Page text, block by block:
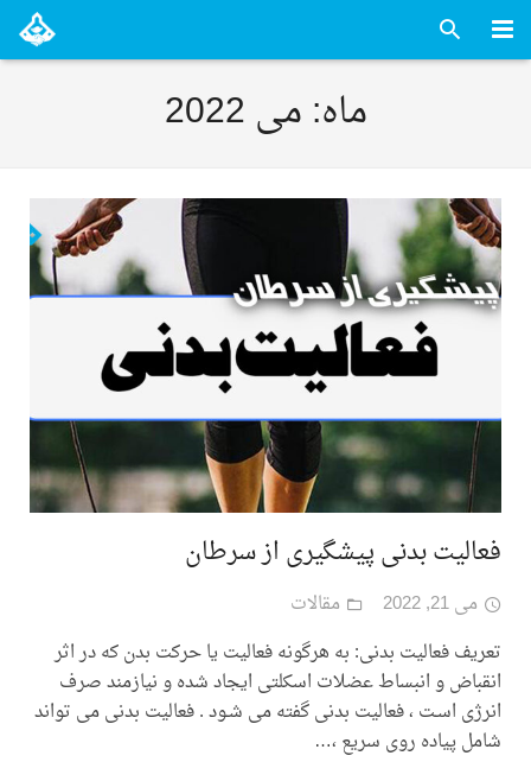
خدمات ما
تصاویر
مقالات
en
ماه: می 2022
فعالیت بدنی پیشگیری از سرطان
می 21, 2022
مقالات
تعریف فعالیت بدنی: به هرگونه فعالیت یا حرکت بدن که در اثر
انقباض و انبساط عضلات اسکلتی ایجاد شده و نیازمند صرف
انرژی اسـت ، فعالیت بدنی گفته می شـود . فعالیت بدنی می تواند
شامل پیاده روی سریع ،…